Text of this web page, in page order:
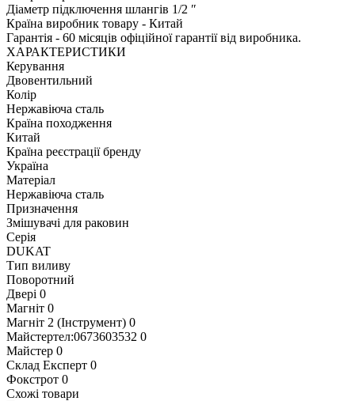
Діаметр підключення шлангів 1/2 ″
Країна виробник товару - Китай
Гарантія - 60 місяців офіційної гарантії від виробника.
ХАРАКТЕРИСТИКИ
Керування
Двовентильний
Колір
Нержавіюча сталь
Країна походження
Китай
Країна реєстрації бренду
Україна
Матеріал
Нержавіюча сталь
Призначення
Змішувачі для раковин
Серія
DUKAT
Тип виливу
Поворотний
Двері 0
Магніт 0
Магніт 2 (Інструмент) 0
Майстертел:0673603532 0
Майстер 0
Склад Експерт 0
Фокстрот 0
Схожі товари